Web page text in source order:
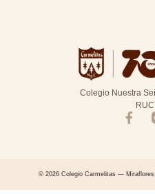
Colegio Nuestra
© 2026 Colegio Carmelitas —